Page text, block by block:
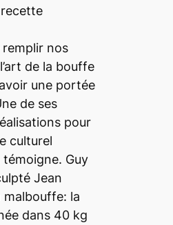
nos
de la bouffe
une portée
de ses
pour
culturel
témoigne. Guy
Jean
malbouffe: la
dans 40 kg